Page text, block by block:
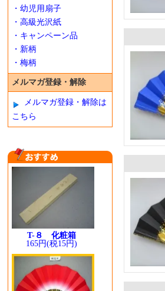
・幼児用扇子
・高級光沢紙
・キャンペーン品
・新柄
・梅柄
メルマガ登録・解除
メルマガ登録・解除は
こちら
T-８ 化粧箱
165円(税15円)